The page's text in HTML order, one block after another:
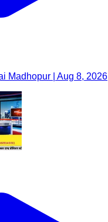
Madhopur | Aug 8, 2026